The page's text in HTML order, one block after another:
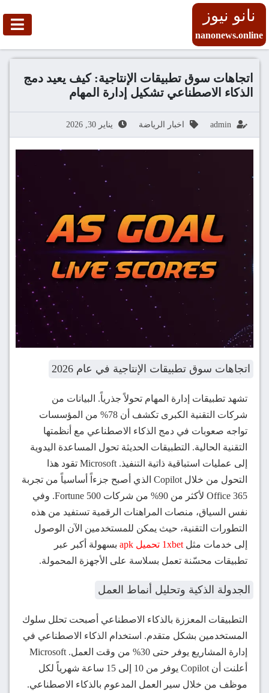
نانو نيوز
nanonews.online
اتجاهات سوق تطبيقات الإنتاجية: كيف يعيد دمج
الذكاء الاصطناعي تشكيل إدارة المهام
admin اخبار الرياضة يناير 30, 2026
اتجاهات سوق تطبيقات الإنتاجية في عام 2026
تشهد تطبيقات إدارة المهام تحولاً جذرياً. البيانات من
شركات التقنية الكبرى تكشف أن 78% من المؤسسات
تواجه صعوبات في دمج الذكاء الاصطناعي مع أنظمتها
التقنية الحالية. التطبيقات الحديثة تحول المساعدة اليدوية
إلى عمليات استباقية ذاتية التنفيذ. Microsoft تقود هذا
التحول من خلال Copilot الذي أصبح جزءاً أساسياً من تجربة
Office 365 لأكثر من 90% من شركات Fortune 500. وفي
نفس السياق، منصات المراهنات الرقمية تستفيد من هذه
التطورات التقنية، حيث يمكن للمستخدمين الآن الوصول
إلى خدمات مثل 1xbet تحميل apk
بسهولة أكبر عبر
تطبيقات محسّنة تعمل بسلاسة على الأجهزة المحمولة.
الجدولة الذكية وتحليل أنماط العمل
التطبيقات المعززة بالذكاء الاصطناعي أصبحت تحلل سلوك
المستخدمين بشكل متقدم. استخدام الذكاء الاصطناعي في
إدارة المشاريع يوفر حتى 30% من وقت العمل. Microsoft
أعلنت أن Copilot يوفر من 10 إلى 15 ساعة شهرياً لكل
موظف من خلال سير العمل المدعوم بالذكاء الاصطناعي.